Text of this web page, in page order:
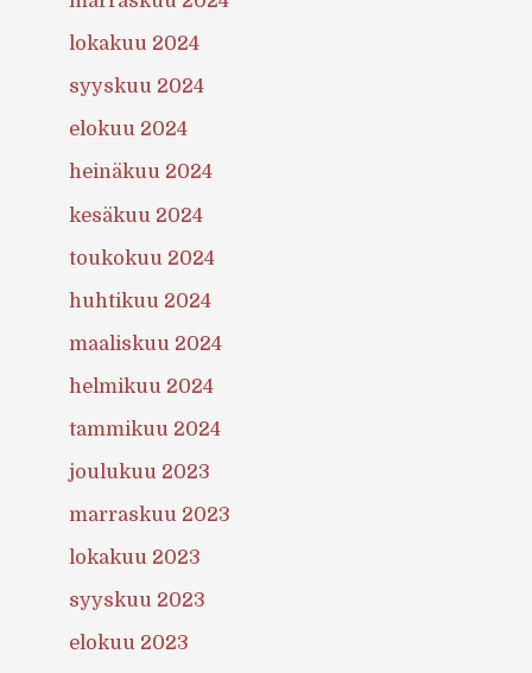
lokakuu 2024
syyskuu 2024
elokuu 2024
heinäkuu 2024
kesäkuu 2024
toukokuu 2024
huhtikuu 2024
maaliskuu 2024
helmikuu 2024
tammikuu 2024
joulukuu 2023
marraskuu 2023
lokakuu 2023
syyskuu 2023
elokuu 2023